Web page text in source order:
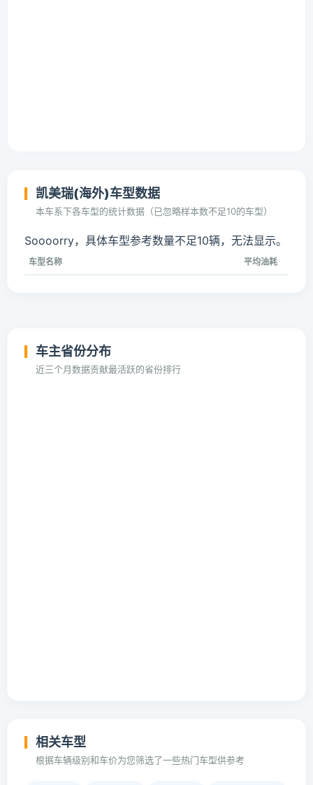
凯美瑞(海外)车型数据
本车系下各车型的统计数据（已忽略样本数不足10的车型）
Soooorry，具体车型参考数量不足10辆，无法显示。
车型名称 平均油耗
车主省份分布
近三个月数据贡献最活跃的省份排行
相关车型
根据车辆级别和车价为您筛选了一些热门车型供参考